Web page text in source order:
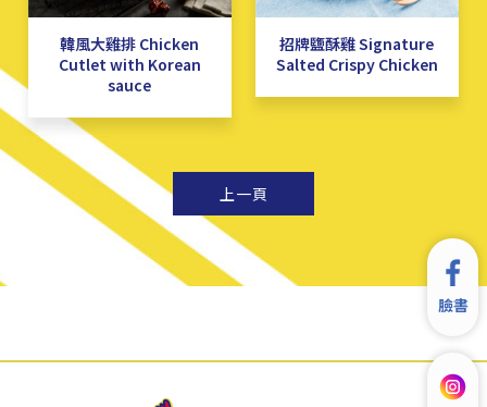
韓風大雞排 Chicken
Cutlet with Korean
sauce
招牌鹽酥雞 Signature
Salted Crispy Chicken
上一頁
臉書